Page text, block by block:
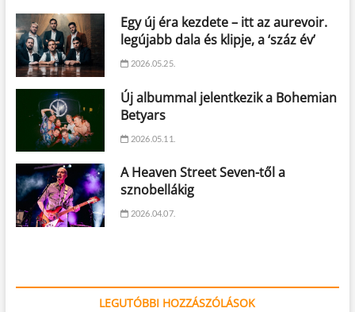
Egy új éra kezdete – itt az aurevoir.
legújabb dala és klipje, a ‘száz év’
2026.05.25.
Új albummal jelentkezik a Bohemian
Betyars
2026.05.11.
A Heaven Street Seven-től a
sznobellákig
2026.04.07.
LEGUTÓBBI HOZZÁSZÓLÁSOK